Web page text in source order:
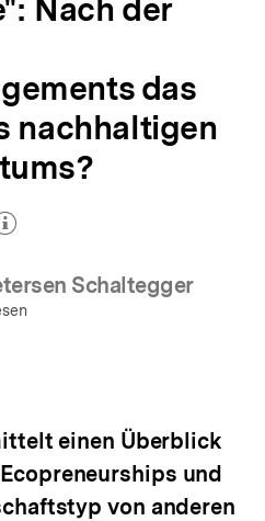
Nach der
das
nachhaltigen
Autor)
Schaltegger
einen Überblick
und
von anderen